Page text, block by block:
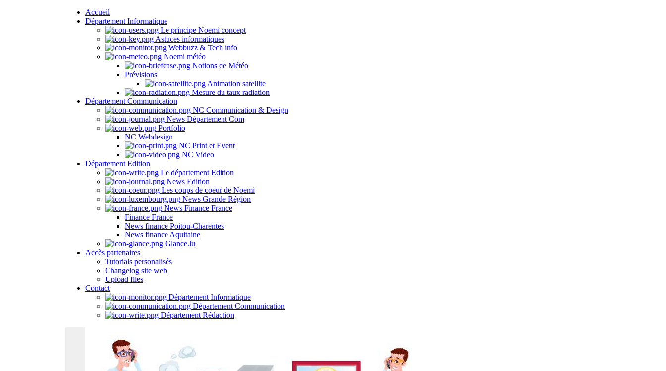
Accueil
Département Informatique
Le principe Noemi concept
Astuces informatiques
Webbuzz & Tech info
Noemi météo
Notions de Météo
Prévisions
Animation satellite
Mesure du taux radiation
Département Communication
NC Communication & Design
News Département Com
Portfolio
NC Webdesign
NC Print et Event
NC Video
Département Edition
Le département Edition
News Edition
Les coups de coeur de Noemi
News Grande Région
News Finance France
Finance France
News finance Poitou-Charentes
News finance Aquitaine
Glance.lu
Accès partenaires
Tutorials personalisés
Changelog site web
Upload files
Contact
Département Informatique
Département Communication
Département Rédaction